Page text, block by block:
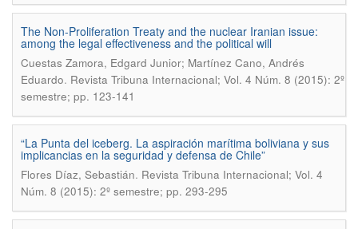
The Non-Proliferation Treaty and the nuclear Iranian issue:
among the legal effectiveness and the political will
Cuestas Zamora, Edgard Junior; Martínez Cano, Andrés
Eduardo. Revista Tribuna Internacional; Vol. 4 Núm. 8 (2015): 2º
semestre; pp. 123-141
“La Punta del iceberg. La aspiración marítima boliviana y sus
implicancias en la seguridad y defensa de Chile”
Flores Díaz, Sebastián. Revista Tribuna Internacional; Vol. 4
Núm. 8 (2015): 2º semestre; pp. 293-295